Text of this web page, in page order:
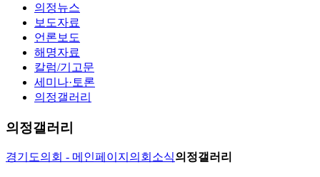
의정뉴스
보도자료
언론보도
해명자료
칼럼/기고문
세미나·토론
의정갤러리
의정갤러리
경기도의회 - 메인페이지 의회소식의정갤러리